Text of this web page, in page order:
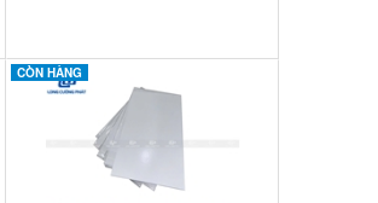
CÒN HÀNG